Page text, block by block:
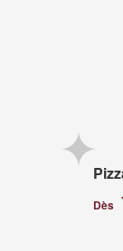
Dès